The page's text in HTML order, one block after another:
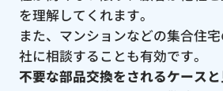
を理解してくれます。
また、マンションなどの集合住
社に相談することも有効です。
不要な部品交換をされるケース